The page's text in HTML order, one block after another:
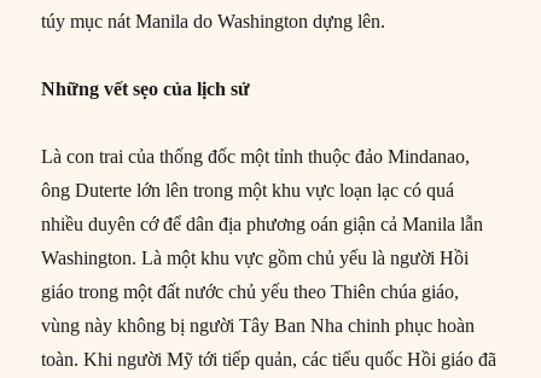
túy mục nát Manila do Washington dựng lên.
Những vết sẹo của lịch sử
Là con trai của thống đốc một tỉnh thuộc đảo Mindanao,
ông Duterte lớn lên trong một khu vực loạn lạc có quá
nhiều duyên cớ để dân địa phương oán giận cả Manila lẫn
Washington. Là một khu vực gồm chủ yếu là người Hồi
giáo trong một đất nước chủ yếu theo Thiên chúa giáo,
vùng này không bị người Tây Ban Nha chinh phục hoàn
toàn. Khi người Mỹ tới tiếp quản, các tiểu quốc Hồi giáo đã